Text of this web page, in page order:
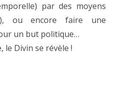
par des moyens
ou encore faire une
un but politique…
le Divin se révèle !